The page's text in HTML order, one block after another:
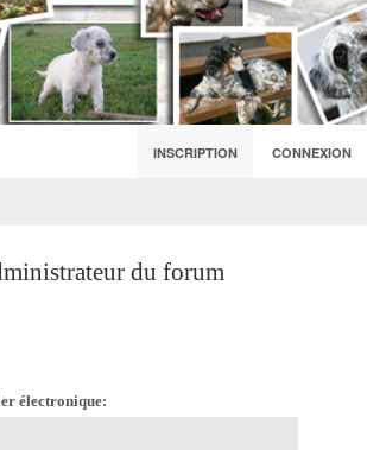
INSCRIPTION CONNEXION
du forum
électronique: